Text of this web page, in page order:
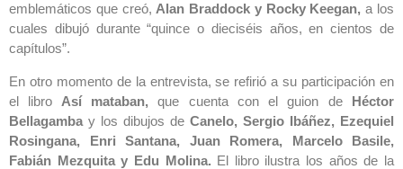
emblemáticos que creó,Alan Braddock y Rocky Keegan,a los
cuales dibujó durante “quince o dieciséis años, en cientos de
capítulos”.
En otro momento de la entrevista, se refirió a su participación en
el libro Así mataban,que cuenta con el guion de Héctor
Bellagamba y los dibujos de Canelo, Sergio Ibáñez, Ezequiel
Rosingana, Enri Santana, Juan Romera, Marcelo Basile,
Fabián Mezquita y Edu Molina. El libro ilustra los años de la